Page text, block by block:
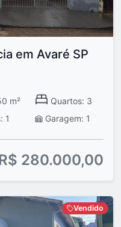
em Avaré SP
m²
Quartos: 3
1 Garagem: 1
280.000,00
Vendido